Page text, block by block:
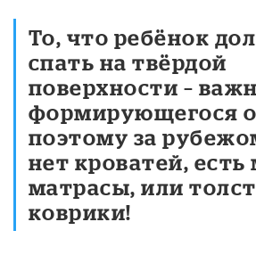
То, что ребёнок
спать на твёрдой
поверхности –
формирующегося
поэтому за
нет кроватей,
матрасы, или
коврики!